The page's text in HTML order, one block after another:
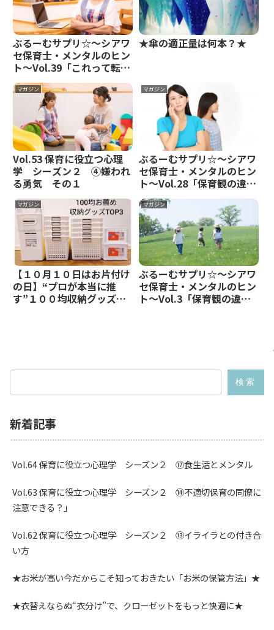
ぶるーむサプリ☆～シアワ
セ保育士・メンタルのヒン
ト～Vol.39「これって転職
失敗ですか？」…幸せな転
職のために⑦
★傘の適正量は何本？★
マガジン
Vol.53 保育に役立つ心理
学 シーズン２ ④嫌われ
る勇気 その１
マガジン
ぶるーむサプリ☆～シアワ
セ保育士・メンタルのヒン
ト～Vol.28「保育観の違
い」がメンタルに来るんで
す……心理学の視点から
⑩ 都合のいいように解釈
する「自己奉仕バイアス」
その2
マガジン
【１０月１０日はお片付け
の日】“プロが本当に推
す”１００均収納グッズ特
マガジン
ぶるーむサプリ☆～シアワ
セ保育士・メンタルのヒン
ト～Vol.3「保育観の違
検索
新着記事
Vol.64 保育に役立つ心理学 シーズン２ ⑰食生活とメンタル
Vol.63 保育に役立つ心理学 シーズン２ ⑭不適切保育の同僚に
注意できる？」
Vol.62 保育に役立つ心理学 シーズン２ ⑬イライラとの付き合
い方
★お米が高い今だからこそ知っておきたい「お米の保管方法」★
★衣替えならぬ“衣分け”で、クローゼットをもっと快適に★